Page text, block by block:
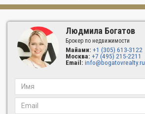
Людмила Богатов
Брокер по недвижимости
Майами: +1 (305) 613-3122
Москва: +7 (495) 215-2211
Email: info@bogatovrealty.ru